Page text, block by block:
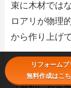
束に木材では
ロアリが物理
から作り上げ
この徹底した
（最初にお金
リフォームプ
無料作成はこ